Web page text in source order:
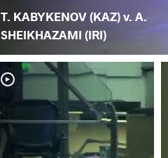
T. KABYKENOV (KAZ) v. A.
SHEIKHAZAMI (IRI)